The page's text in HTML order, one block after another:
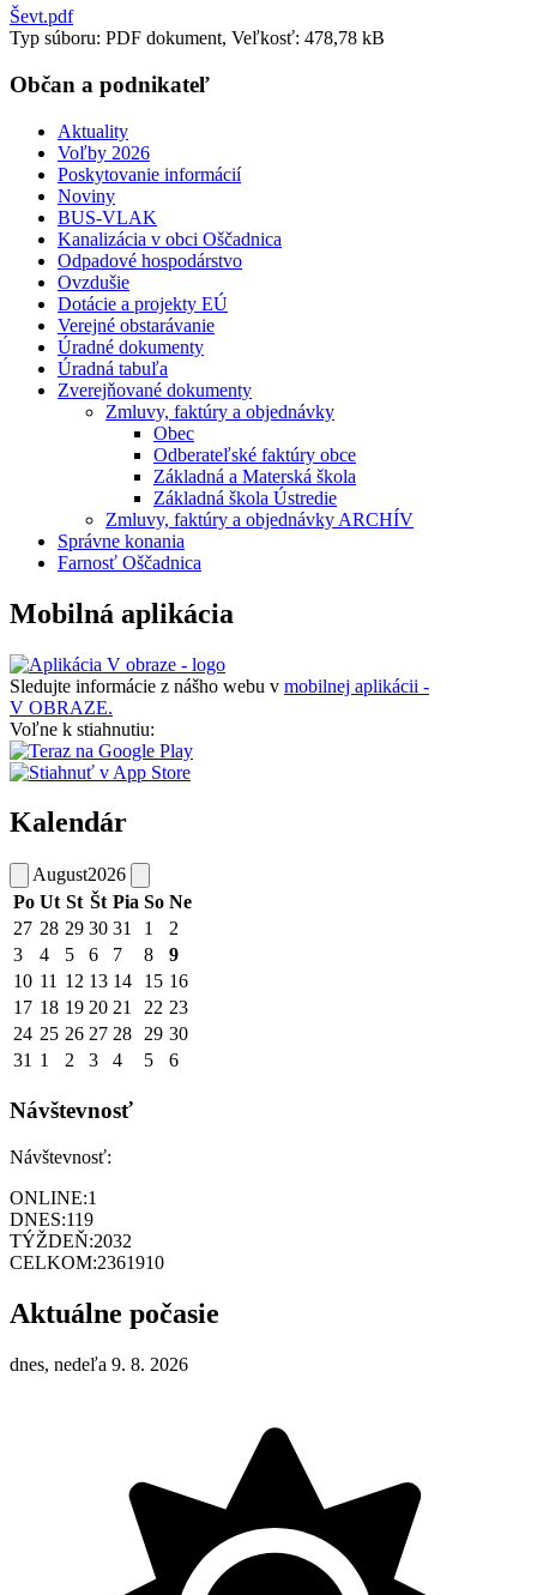
Ševt.pdf
Typ súboru: PDF dokument, Veľkosť: 478,78 kB
Občan a podnikateľ
Aktuality
Voľby 2026
Poskytovanie informácií
Noviny
BUS-VLAK
Kanalizácia v obci Oščadnica
Odpadové hospodárstvo
Ovzdušie
Dotácie a projekty EÚ
Verejné obstarávanie
Úradné dokumenty
Úradná tabuľa
Zverejňované dokumenty
Zmluvy, faktúry a objednávky
Obec
Odberateľské faktúry obce
Základná a Materská škola
Základná škola Ústredie
Zmluvy, faktúry a objednávky ARCHÍV
Správne konania
Farnosť Oščadnica
Mobilná aplikácia
Sledujte informácie z nášho webu v mobilnej aplikácii -
V OBRAZE.
Voľne k stiahnutiu:
Kalendár
August2026
Po Ut St Št Pia So Ne
27 28 29 30 31 1
2
3
4 5 6 7 8
9
10 11 12 13 14 15 16
17 18 19 20 21 22 23
24 25 26 27 28 29 30
31 1 2 3 4 5 6
Návštevnosť
Návštevnosť:
ONLINE:1
DNES:119
TÝŽDEŇ:2032
CELKOM:2361910
Aktuálne počasie
dnes, nedeľa 9. 8. 2026